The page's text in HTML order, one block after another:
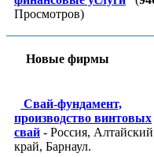
Просмотров)
Новые фирмы
Свай-фундамент,
производство винтовых
свай - Россия, Алтайский
край, Барнаул.